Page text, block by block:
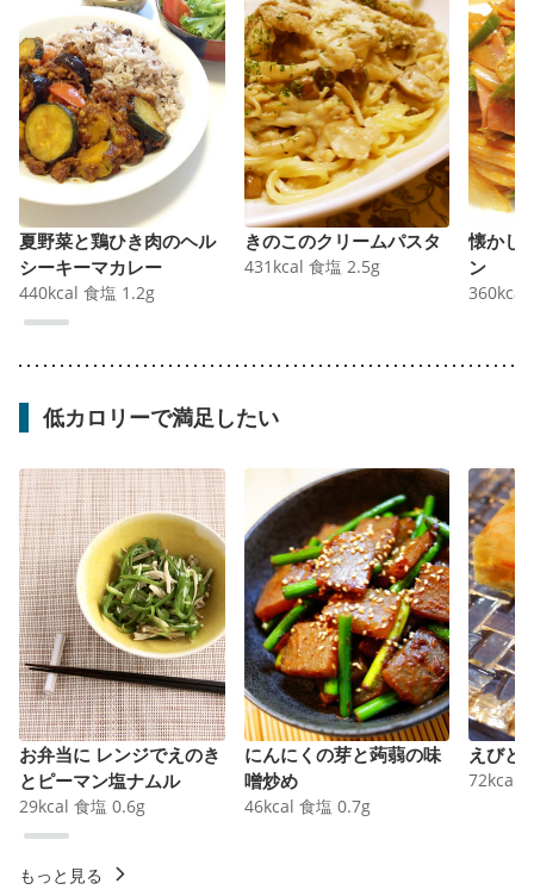
夏野菜と鶏ひき肉のヘル
シーキーマカレー
440kcal 食塩 1.2g
きのこのクリームパスタ
431 kcal 食塩 2.5g
懐かし
ン
360kcal
低カロリーで満足したい
お弁当に レンジでえのき
とピーマン塩ナムル
29kcal 食塩 0.6g
にんにくの芽と蒟蒻の味
噌炒め
46kcal 食塩 0.7g
えびと
72kcal
もっと見る